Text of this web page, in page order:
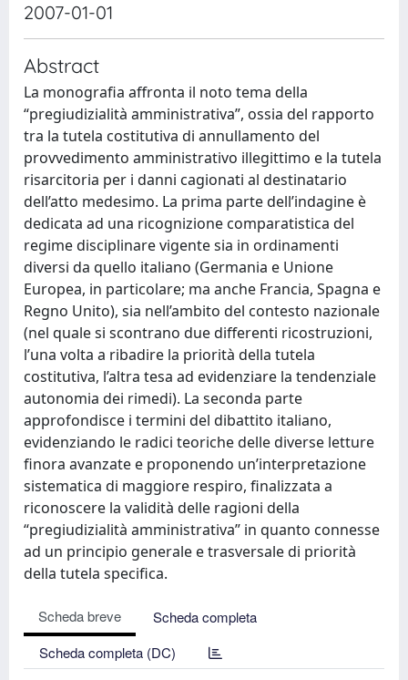
2007-01-01
Abstract
La monografia affronta il noto tema della
“pregiudizialità amministrativa”, ossia del rapporto
tra la tutela costitutiva di annullamento del
provvedimento amministrativo illegittimo e la tutela
risarcitoria per i danni cagionati al destinatario
dell’atto medesimo. La prima parte dell’indagine è
dedicata ad una ricognizione comparatistica del
regime disciplinare vigente sia in ordinamenti
diversi da quello italiano (Germania e Unione
Europea, in particolare; ma anche Francia, Spagna e
Regno Unito), sia nell’ambito del contesto nazionale
(nel quale si scontrano due differenti ricostruzioni,
l’una volta a ribadire la priorità della tutela
costitutiva, l’altra tesa ad evidenziare la tendenziale
autonomia dei rimedi). La seconda parte
approfondisce i termini del dibattito italiano,
evidenziando le radici teoriche delle diverse letture
finora avanzate e proponendo un’interpretazione
sistematica di maggiore respiro, finalizzata a
riconoscere la validità delle ragioni della
“pregiudizialità amministrativa” in quanto connesse
ad un principio generale e trasversale di priorità
della tutela specifica.
Scheda breve
Scheda completa
Scheda completa (DC)